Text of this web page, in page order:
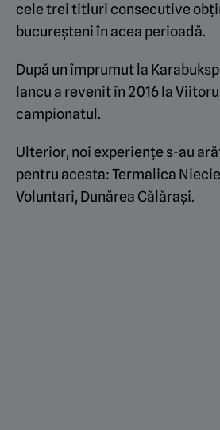
cele trei titluri consecutive
bucureșteni în acea perioadă.
După un împrumut la
Iancu a revenit în 2016 la
campionatul.
Ulterior, noi experiențe s-au
pentru acesta: Termalica
Voluntari, Dunărea Călărași.